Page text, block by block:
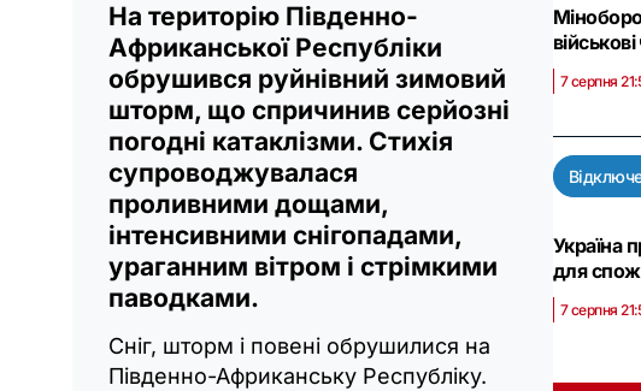
На територію Південно-
Африканської Республіки
обрушився руйнівний зимовий
шторм, що спричинив серйозні
погодні катаклізми. Стихія
супроводжувалася
проливними дощами,
інтенсивними снігопадами,
ураганним вітром і стрімкими
паводками.
Сніг, шторм і повені обрушилися на
Південно-Африканську Республіку.
7 серпня
Україна
для
7 серпня